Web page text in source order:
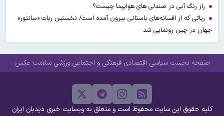
راز رنگ آبی در صندلی های هواپیما چیست؟
رباتی که از افسانه‌های باستانی بیرون آمده است/ نخستین ربات «سانتور»
جهان در چین رونمایی شد
صفحه نخست سیاسی اقتصادی فرهنگی و اجتماعی ورزشی سلامت عکس
کلیه حقوق این سایت محفوظ است و متعلق به وبسایت خبری دیدبان ایران